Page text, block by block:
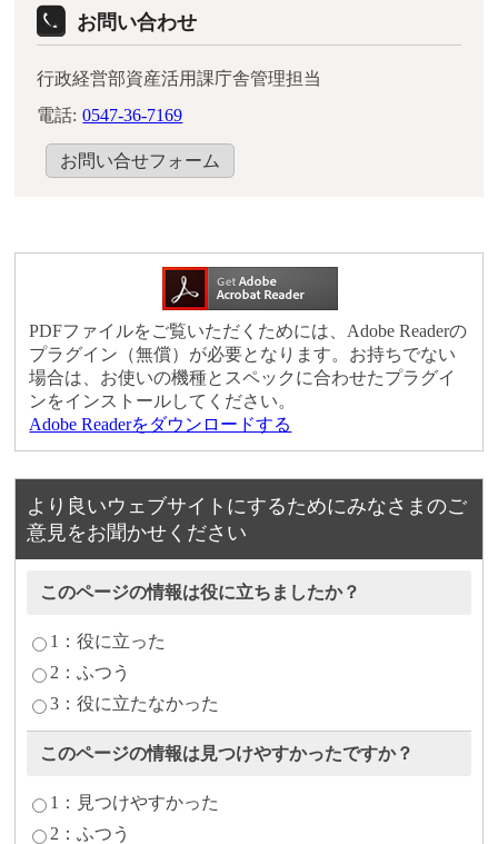
お問い合わせ
行政経営部資産活用課庁舎管理担当
電話: 0547-36-7169
お問い合せフォーム
PDFファイルをご覧いただくためには、Adobe Readerの
プラグイン（無償）が必要となります。お持ちでない
場合は、お使いの機種とスペックに合わせたプラグイ
ンをインストールしてください。
Adobe Readerをダウンロードする
より良いウェブサイトにするためにみなさまのご
意見をお聞かせください
このページの情報は役に立ちましたか？
1：役に立った
2：ふつう
3：役に立たなかった
このページの情報は見つけやすかったですか？
1：見つけやすかった
2：ふつう